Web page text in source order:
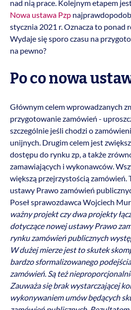
nad nią prace. Kolejnym etapem
Nowa ustawa Pzp
stycznia 2021 r. Oznacza to ponad
Wydaje się sporo czasu na
na pewno?
Po co nowa
Głównym celem wprowadzanych
przygotowanie zamówień -
szczególnie jeśli chodzi o
unijnych. Drugim celem jest
dostępu do rynku zp, a także
zamawiających i wykonawców.
większą przejrzystością zamówień.
ustawy Prawo zamówień
Poseł sprawozdawca Wojciech
ważny projekt czy dwa projekty
dotyczące nowej ustawy Prawo
rynku zamówień publicznych
W dużej mierze jest to skutek
bardzo sformalizowanego
zamówień. Są też
Zauważa się brak wystarczającej
wykonywaniem umów będących